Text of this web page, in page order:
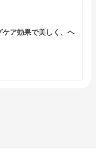
ア効果で美しく、ヘ